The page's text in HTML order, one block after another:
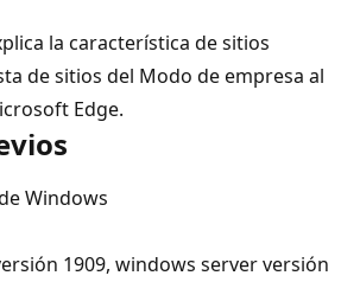
la característica de sitios
de sitios del Modo de empresa al
Edge.
Windows
1909, windows server versión